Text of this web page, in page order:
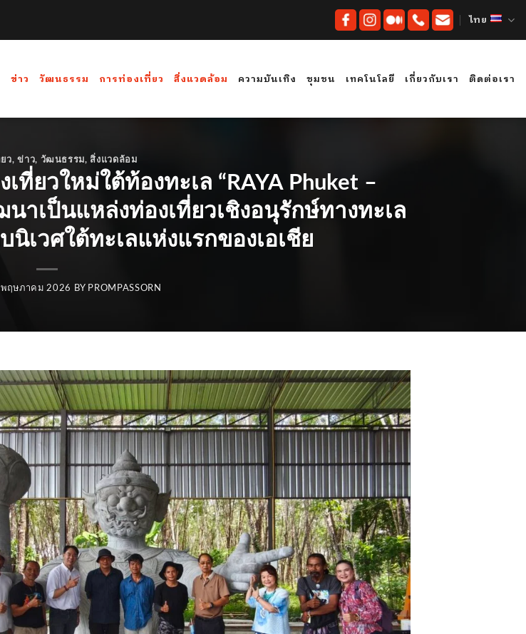
ไทย
ข่าว วัฒนธรรม การท่องเที่ยว สิ่งแวดล้อม ความบันเทิง ชุมชน เทคโนโลยี เกี่ยวกับเรา ติดต่อเรา
ว,ข่าว, วัฒนธรรม,สิ่งแวดล้อม
ที่ยวใหม่ใต้ท้องทะเล “RAYA Phuket –
าเป็นแหล่งท่องเที่ยวเชิงอนุรักษ์ทางทะเล
เวศใต้ทะเลแห่งแรกของเอเชีย
ฤษภาคม 2026 BY PROMPASSORN